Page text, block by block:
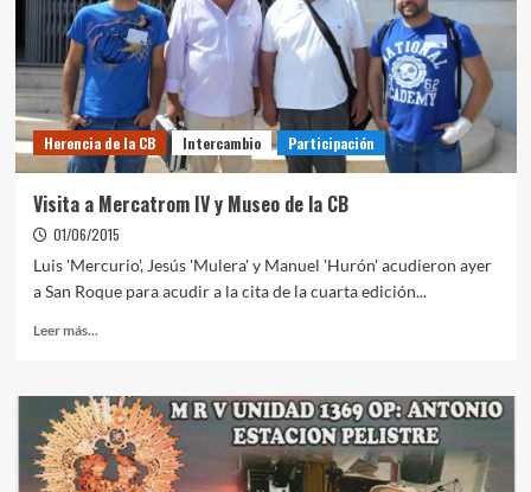
Herencia de la CB Intercambio Participación
Visita a Mercatrom IV y Museo de la CB
01/06/2015
Luis 'Mercurio', Jesús 'Mulera' y Manuel 'Hurón' acudieron ayer
a San Roque para acudir a la cita de la cuarta edición...
Leer más...